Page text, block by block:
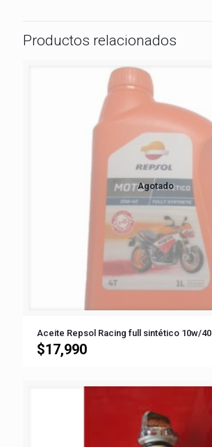
Productos relacionados
Agotado
Aceite Repsol Racing full sintético 10w/40
$17,990